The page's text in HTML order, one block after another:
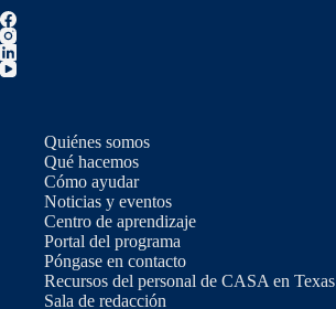
Quiénes somos
Qué hacemos
Cómo ayudar
Noticias y eventos
Centro de aprendizaje
Portal del programa
Póngase en contacto
Recursos del personal de CASA en Texas
Sala de redacción